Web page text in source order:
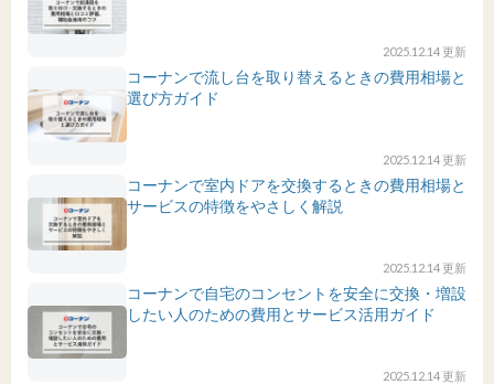
2025.12.14 更新
コーナンで流し台を取り替えるときの費用相場と
選び方ガイド
2025.12.14 更新
コーナンで室内ドアを交換するときの費用相場と
サービスの特徴をやさしく解説
2025.12.14 更新
コーナンで自宅のコンセントを安全に交換・増設
したい人のための費用とサービス活用ガイド
2025.12.14 更新